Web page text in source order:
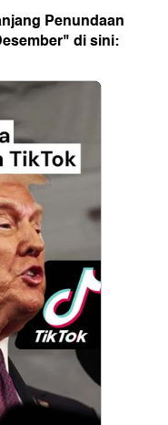
Penundaan
di sini: